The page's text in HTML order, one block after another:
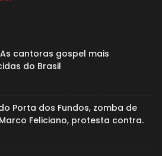
As cantoras gospel mais
do Brasil
Porta dos Fundos, zomba de
Feliciano, protesta contra.